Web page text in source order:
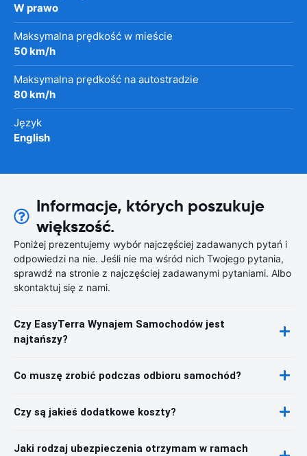
W prawo
Maksymalna prędkość w mieście
50 km/h
Maksymalna prędkość na autostradzie
80 km/h
Język
English
Informacje, których poszukuje
większość.
Poniżej prezentujemy wybór najczęściej zadawanych pytań i
odpowiedzi na nie. Jeśli nie ma wśród nich Twojego pytania,
sprawdź na stronie z najczęściej zadawanymi pytaniami. Albo
skontaktuj się z nami.
Czy EasyTerra Wynajem Samochodów jest
najtańszy?
Co muszę zrobić podczas odbioru samochód?
Czy są jakieś dodatkowe koszty?
Jaki rodzaj ubezpieczenia otrzymam w ramach